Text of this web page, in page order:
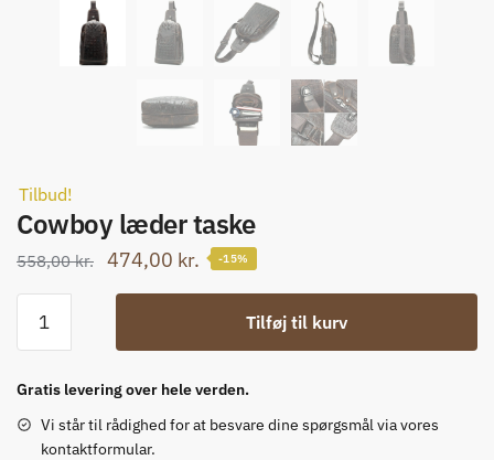
Tilbud!
Cowboy læder taske
558,00kr. Den
oprindelige
var:
474,00 kr. Den
aktuelle
er:
-15%
læder
antal
Tilføj til kurv
Gratis levering over hele verden.
Vi står til rådighed for at besvare dine spørgsmål via vores
kontaktformular.